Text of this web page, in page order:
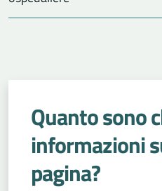
Quanto sono
informazioni
pagina?